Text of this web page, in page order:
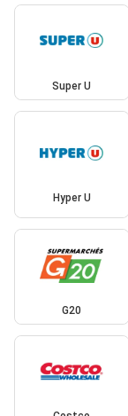
Super U
Hyper U
G20